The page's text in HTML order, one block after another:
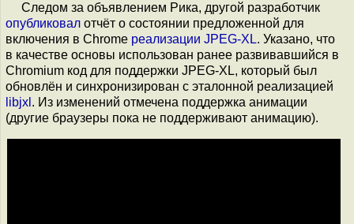
Следом за объявлением Рика, другой разработчик
опубликовал отчёт о состоянии предложенной для
включения в Chrome реализации JPEG-XL. Указано, что
в качестве основы использован ранее развивавшийся в
Chromium код для поддержки JPEG-XL, который был
обновлён и синхронизирован с эталонной реализацией
libjxl . Из изменений отмечена поддержка анимации
(другие браузеры пока не поддерживают анимацию).